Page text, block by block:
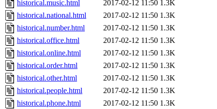
historical.music.html 2017-02-12 11:50 1.3K
historical.national.html
2017-02-12 11:50 1.3K
historical.number.html
2017-02-12 11:50 1.3K
historical.office.html
2017-02-12 11:50 1.3K
historical.online.html
2017-02-12 11:50 1.3K
historical.order.html
2017-02-12 11:50 1.3K
historical.other.html
2017-02-12 11:50 1.3K
historical.people.html
2017-02-12 11:50 1.3K
historical.phone.html
2017-02-12 11:50 1.3K